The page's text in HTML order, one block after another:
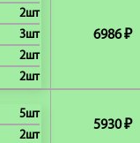
2шт
3шт
2шт
2шт
6986 ₽
5шт
2шт
5930 ₽